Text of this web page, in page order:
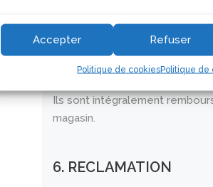
Accepter Refuser
Politique de cookiesPolitique de
5. GARANTIE
Tous nos produits vendus
Ils sont intégralement
magasin.
6. RECLAMATION